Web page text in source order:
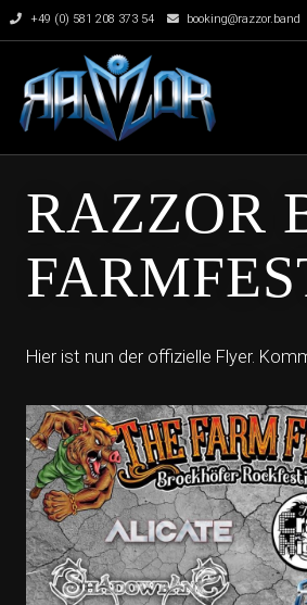
+49 (0) 581 208 373 54 booking@razzor.band
RAZZOR
Hier ist nun der offizielle Flyer.